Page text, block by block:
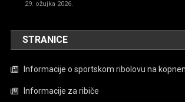
29. ožujka 2026.
STRANICE
Informacije o sportskom ribolovu na
Informacije za ribiče